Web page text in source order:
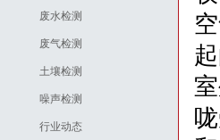
废水检测
废气检测
土壤检测
噪声检测
行业动态